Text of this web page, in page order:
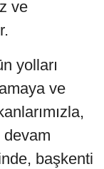
ve
yolları
ve
başkenti